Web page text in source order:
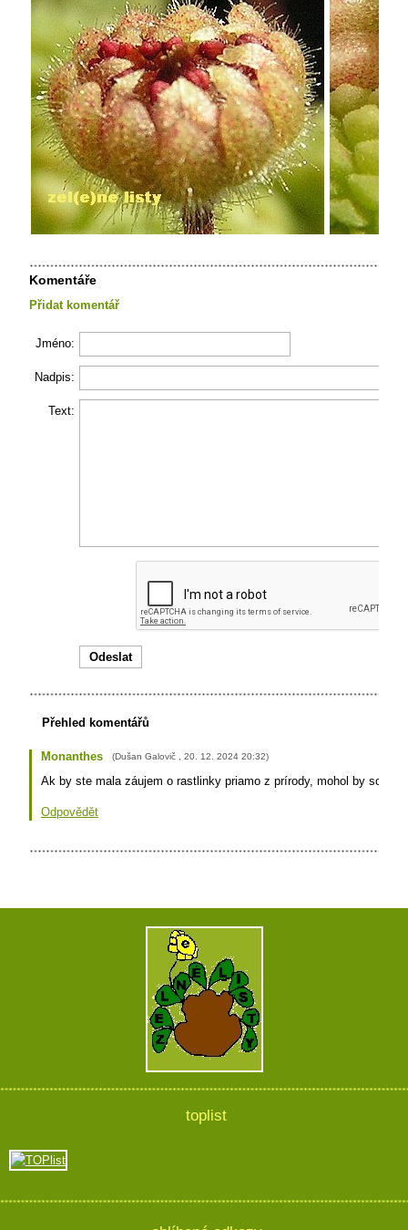
Komentáře
Přidat komentář
Jméno:
Nadpis:
Text:
Přehled komentářů
Monanthes (Dušan Galovič 20. 12. 2024 20:32)
Ak by ste mala záujem o rastlinky priamo z prírody, mohol by som
Odpovědět
toplist